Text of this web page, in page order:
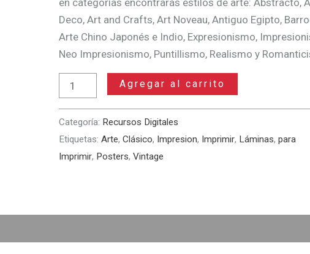
en categorías encontrarás estilos de arte: Abstracto,
Deco, Art and Crafts, Art Noveau, Antiguo Egipto,
Arte Chino Japonés e Indio, Expresionismo,
Neo Impresionismo, Puntillismo, Realismo y
Pack
de
Láminas
Vintage
–
el
Agregar al carrito
Categoría: Recursos Digitales
Etiquetas: Arte, Clásico, Impresion, Imprimir, Láminas, para
Imprimir, Posters, Vintage